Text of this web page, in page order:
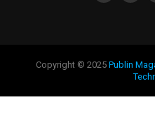
Copyright © 2025Publin